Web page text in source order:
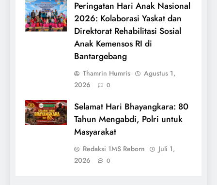
Peringatan Hari Anak Nasional
2026: Kolaborasi Yaskat dan
Direktorat Rehabilitasi Sosial
Anak Kemensos RI di
Bantargebang
Thamrin Humris
Agustus 1,
2026
0
Selamat Hari Bhayangkara: 80
Tahun Mengabdi, Polri untuk
Masyarakat
Redaksi 1MS Reborn
Juli 1,
2026
0